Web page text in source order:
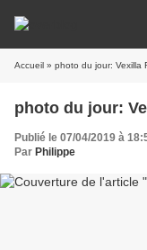
Accueil » photo du jour: Vexilla
photo du jour:
Publié le 07/04/2019 à
Par Philippe